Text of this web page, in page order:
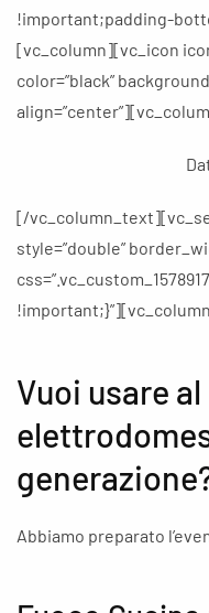
!important;padding-
[vc_column][vc_icon
color=”black”
[/
style=”double”
Vuoi usare
Abbiamo preparato